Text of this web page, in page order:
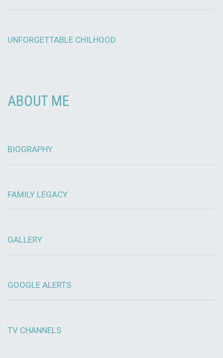
UNFORGETTABLE CHILHOOD
ABOUT ME
BIOGRAPHY
FAMILY LEGACY
GALLERY
GOOGLE ALERTS
TV CHANNELS